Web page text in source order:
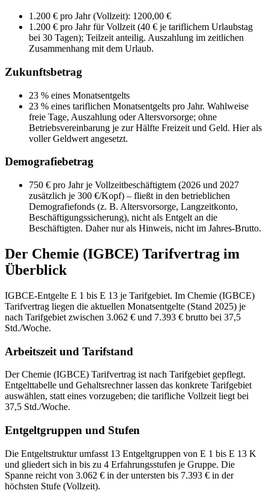
1.200 € pro Jahr (Vollzeit): 1200,00 €
1.200 € pro Jahr für Vollzeit (40 € je tariflichem Urlaubstag
bei 30 Tagen); Teilzeit anteilig. Auszahlung im zeitlichen
Zusammenhang mit dem Urlaub.
Zukunftsbetrag
23 % eines Monatsentgelts
23 % eines tariflichen Monatsentgelts pro Jahr. Wahlweise
freie Tage, Auszahlung oder Altersvorsorge; ohne
Betriebsvereinbarung je zur Hälfte Freizeit und Geld. Hier als
voller Geldwert angesetzt.
Demografiebetrag
750 € pro Jahr je Vollzeitbeschäftigtem (2026 und 2027
zusätzlich je 300 €/Kopf) – fließt in den betrieblichen
Demografiefonds (z. B. Altersvorsorge, Langzeitkonto,
Beschäftigungssicherung), nicht als Entgelt an die
Beschäftigten. Daher nur als Hinweis, nicht im Jahres-Brutto.
Der Chemie (IGBCE) Tarifvertrag im
Überblick
IGBCE-Entgelte E 1 bis E 13 je Tarifgebiet. Im Chemie (IGBCE)
Tarifvertrag liegen die aktuellen Monatsentgelte (Stand 2025) je
nach Tarifgebiet zwischen 3.062 € und 7.393 € brutto bei 37,5
Std./Woche.
Arbeitszeit und Tarifstand
Der Chemie (IGBCE) Tarifvertrag ist nach Tarifgebiet gepflegt.
Entgelttabelle und Gehaltsrechner lassen das konkrete Tarifgebiet
auswählen, statt eines vorzugeben; die tarifliche Vollzeit liegt bei
37,5 Std./Woche.
Entgeltgruppen und Stufen
Die Entgeltstruktur umfasst 13 Entgeltgruppen von E 1 bis E 13 K
und gliedert sich in bis zu 4 Erfahrungsstufen je Gruppe. Die
Spanne reicht von 3.062 € in der untersten bis 7.393 € in der
höchsten Stufe (Vollzeit).